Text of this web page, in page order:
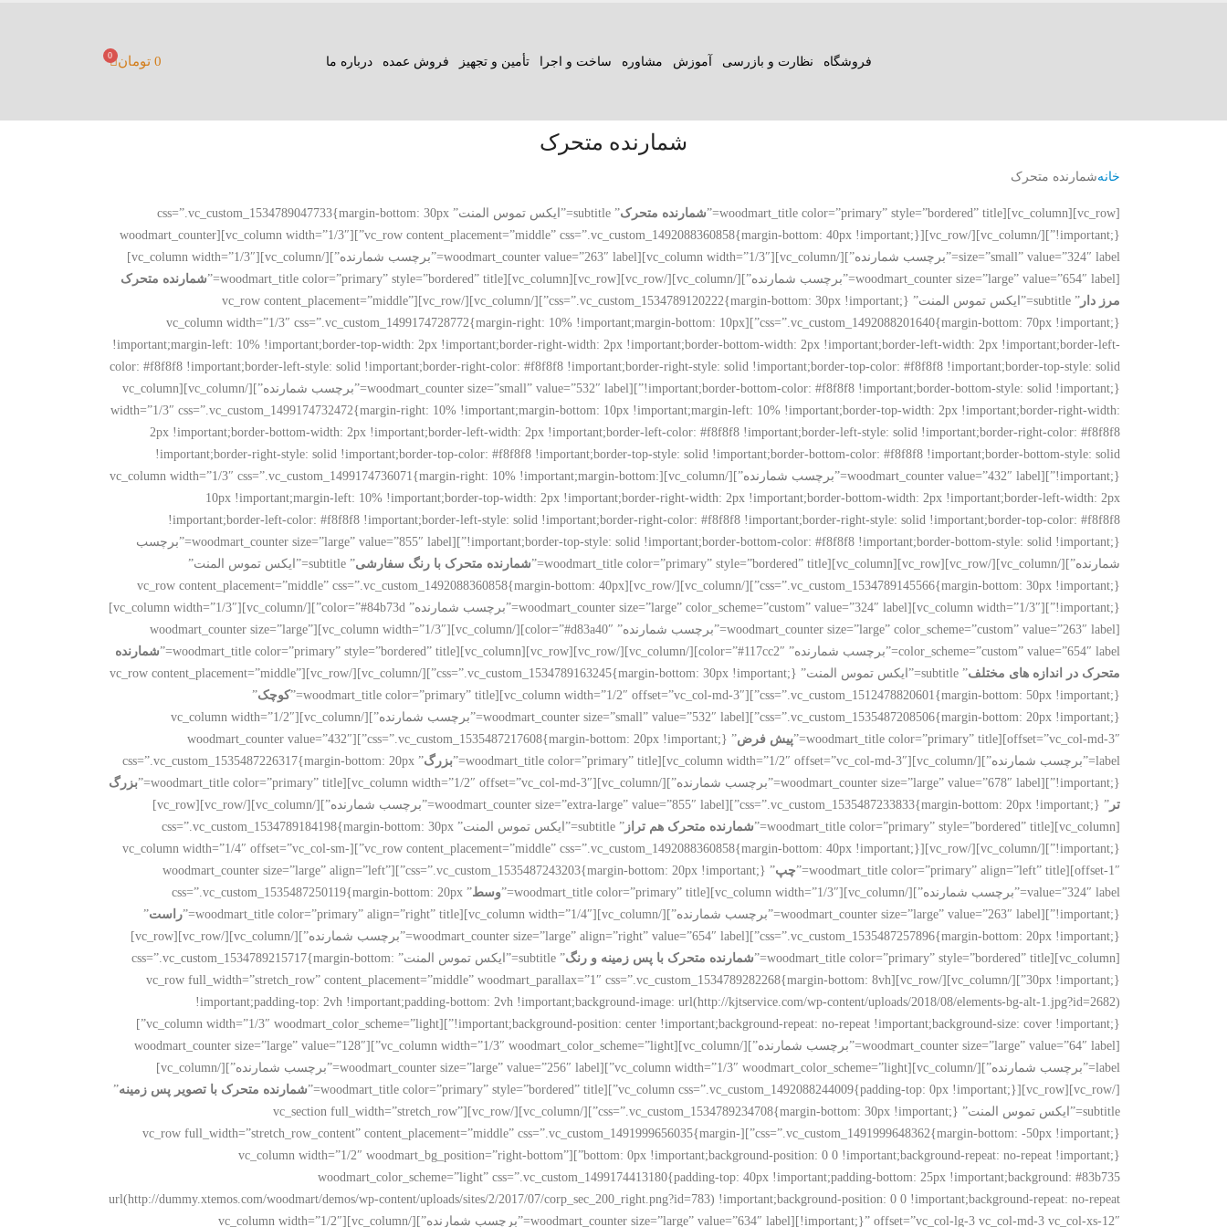
فروشگاه نظارت و بازرسی آموزش مشاوره ساخت و اجرا تأمین و تجهیز فروش عمده درباره ما 0 تومان 0
شمارنده متحرک
خانهشمارنده متحرک
[vc_row][vc_column][woodmart_title color=”primary” style=”bordered” title=” شمارنده متحرک
” subtitle=”ایکس تموس المنت” css=”.vc_custom_1534789047733{margin-bottom: 30px
!important;}”][/vc_column][/vc_row][vc_row content_placement=”middle” css=”.vc_custom_1492088360858{margin-bottom: 40px !important;}”][vc_column width=”1/3″][woodmart_counter
size=”small” value=”324″ label=”برچسب شمارنده”][/vc_column][vc_column width=”1/3″][woodmart_counter value=”263″ label=”برچسب شمارنده”][/vc_column][vc_column width=”1/3″]
[woodmart_counter size=”large” value=”654″ label=”برچسب شمارنده”][/vc_column][/vc_row][vc_row][vc_column][woodmart_title color=”primary” style=”bordered” title=”
شمارنده متحرک
مرز دار
” subtitle=”ایکس تموس المنت” css=”.vc_custom_1534789120222{margin-bottom: 30px !important;}”][/vc_column][/vc_row][vc_row content_placement=”middle”
css=”.vc_custom_1492088201640{margin-bottom: 70px !important;}”][vc_column width=”1/3″ css=”.vc_custom_1499174728772{margin-right: 10% !important;margin-bottom: 10px
!important;margin-left: 10% !important;border-top-width: 2px !important;border-right-width: 2px !important;border-bottom-width: 2px !important;border-left-width: 2px !important;border-left-
color: #f8f8f8 !important;border-left-style: solid !important;border-right-color: #f8f8f8 !important;border-right-style: solid !important;border-top-color: #f8f8f8 !important;border-top-style: solid
!important;border-bottom-color: #f8f8f8 !important;border-bottom-style: solid !important;}”][woodmart_counter size=”small” value=”532″ label=”برچسب شمارنده”][/vc_column][vc_column
width=”1/3″ css=”.vc_custom_1499174732472{margin-right: 10% !important;margin-bottom: 10px !important;margin-left: 10% !important;border-top-width: 2px !important;border-right-width:
2px !important;border-bottom-width: 2px !important;border-left-width: 2px !important;border-left-color: #f8f8f8 !important;border-left-style: solid !important;border-right-color: #f8f8f8
!important;border-right-style: solid !important;border-top-color: #f8f8f8 !important;border-top-style: solid !important;border-bottom-color: #f8f8f8 !important;border-bottom-style: solid
!important;}”][woodmart_counter value=”432″ label=”برچسب شمارنده”][/vc_column][vc_column width=”1/3″ css=”.vc_custom_1499174736071{margin-right: 10% !important;margin-bottom:
10px !important;margin-left: 10% !important;border-top-width: 2px !important;border-right-width: 2px !important;border-bottom-width: 2px !important;border-left-width: 2px
!important;border-left-color: #f8f8f8 !important;border-left-style: solid !important;border-right-color: #f8f8f8 !important;border-right-style: solid !important;border-top-color: #f8f8f8
!important;border-top-style: solid !important;border-bottom-color: #f8f8f8 !important;border-bottom-style: solid !important;}”][woodmart_counter size=”large” value=”855″ label=”برچسب
شمارنده”][/vc_column][/vc_row][vc_row][vc_column][woodmart_title color=”primary” style=”bordered” title=”
شمارنده متحرک با رنگ سفارشی
” subtitle=”ایکس تموس المنت”
css=”.vc_custom_1534789145566{margin-bottom: 30px !important;}”][/vc_column][/vc_row][vc_row content_placement=”middle” css=”.vc_custom_1492088360858{margin-bottom: 40px
!important;}”][vc_column width=”1/3″][woodmart_counter size=”large” color_scheme=”custom” value=”324″ label=”برچسب شمارنده” color=”#84b73d”][/vc_column][vc_column width=”1/3″]
[woodmart_counter size=”large” color_scheme=”custom” value=”263″ label=”برچسب شمارنده” color=”#d83a40″][/vc_column][vc_column width=”1/3″][woodmart_counter size=”large”
color_scheme=”custom” value=”654″ label=”برچسب شمارنده” color=”#117cc2″][/vc_column][/vc_row][vc_row][vc_column][woodmart_title color=”primary” style=”bordered” title=”
شمارنده
متحرک در اندازه های مختلف
” subtitle=”ایکس تموس المنت” css=”.vc_custom_1534789163245{margin-bottom: 30px !important;}”][/vc_column][/vc_row][vc_row content_placement=”middle”
css=”.vc_custom_1512478820601{margin-bottom: 50px !important;}”][vc_column width=”1/2″ offset=”vc_col-md-3″][woodmart_title color=”primary” title=”
کوچک”
css=”.vc_custom_1535487208506{margin-bottom: 20px !important;}”][woodmart_counter size=”small” value=”532″ label=”برچسب شمارنده”][/vc_column][vc_column width=”1/2″
offset=”vc_col-md-3″][woodmart_title color=”primary” title=”
پیش فرض
” css=”.vc_custom_1535487217608{margin-bottom: 20px !important;}”][woodmart_counter value=”432″
label=”برچسب شمارنده”][/vc_column][vc_column width=”1/2″ offset=”vc_col-md-3″][woodmart_title color=”primary” title=”
بزرگ
” css=”.vc_custom_1535487226317{margin-bottom: 20px
!important;}”][woodmart_counter size=”large” value=”678″ label=”برچسب شمارنده”][/vc_column][vc_column width=”1/2″ offset=”vc_col-md-3″][woodmart_title color=”primary” title=”
بزرگ
تر
” css=”.vc_custom_1535487233833{margin-bottom: 20px !important;}”][woodmart_counter size=”extra-large” value=”855″ label=”برچسب شمارنده”][/vc_column][/vc_row][vc_row]
[vc_column][woodmart_title color=”primary” style=”bordered” title=”
شمارنده متحرک هم تراز
” subtitle=”ایکس تموس المنت” css=”.vc_custom_1534789184198{margin-bottom: 30px
!important;}”][/vc_column][/vc_row][vc_row content_placement=”middle” css=”.vc_custom_1492088360858{margin-bottom: 40px !important;}”][vc_column width=”1/4″ offset=”vc_col-sm-
offset-1″][woodmart_title color=”primary” align=”left” title=”
چپ
” css=”.vc_custom_1535487243203{margin-bottom: 20px !important;}”][woodmart_counter size=”large” align=”left”
value=”324″ label=”برچسب شمارنده”][/vc_column][vc_column width=”1/3″][woodmart_title color=”primary” title=”
وسط
” css=”.vc_custom_1535487250119{margin-bottom: 20px
!important;}”][woodmart_counter size=”large” value=”263″ label=”برچسب شمارنده”][/vc_column][vc_column width=”1/4″][woodmart_title color=”primary” align=”right” title=”
راست”
css=”.vc_custom_1535487257896{margin-bottom: 20px !important;}”][woodmart_counter size=”large” align=”right” value=”654″ label=”برچسب شمارنده”][/vc_column][/vc_row][vc_row]
[vc_column][woodmart_title color=”primary” style=”bordered” title=”
شمارنده متحرک با پس زمینه و رنگ
” subtitle=”ایکس تموس المنت” css=”.vc_custom_1534789215717{margin-bottom:
30px !important;}”][/vc_column][/vc_row][vc_row full_width=”stretch_row” content_placement=”middle” woodmart_parallax=”1″ css=”.vc_custom_1534789282268{margin-bottom: 8vh
!important;padding-top: 2vh !important;padding-bottom: 2vh !important;background-image: url(http://kjtservice.com/wp-content/uploads/2018/08/elements-bg-alt-1.jpg?id=2682)
!important;background-position: center !important;background-repeat: no-repeat !important;background-size: cover !important;}”][vc_column width=”1/3″ woodmart_color_scheme=”light”]
[woodmart_counter size=”large” value=”64″ label=”برچسب شمارنده”][/vc_column][vc_column width=”1/3″ woodmart_color_scheme=”light”][woodmart_counter size=”large” value=”128″
label=”برچسب شمارنده”][/vc_column][vc_column width=”1/3″ woodmart_color_scheme=”light”][woodmart_counter size=”large” value=”256″ label=”برچسب شمارنده”][/vc_column]
[/vc_row][vc_row][vc_column css=”.vc_custom_1492088244009{padding-top: 0px !important;}”][woodmart_title color=”primary” style=”bordered” title=”
شمارنده متحرک با تصویر پس زمینه”
subtitle=”ایکس تموس المنت” css=”.vc_custom_1534789234708{margin-bottom: 30px !important;}”][/vc_column][/vc_row][vc_section full_width=”stretch_row”
css=”.vc_custom_1491999648362{margin-bottom: -50px !important;}”][vc_row full_width=”stretch_row_content” content_placement=”middle” css=”.vc_custom_1491999656035{margin-
bottom: 0px !important;background-position: 0 0 !important;background-repeat: no-repeat !important;}”][vc_column width=”1/2″ woodmart_bg_position=”right-bottom”
woodmart_color_scheme=”light” css=”.vc_custom_1499174413180{padding-top: 40px !important;padding-bottom: 25px !important;background: #83b735
url(http://dummy.xtemos.com/woodmart/demos/wp-content/uploads/sites/2/2017/07/corp_sec_200_right.png?id=783) !important;background-position: 0 0 !important;background-repeat: no-repeat
!important;}” offset=”vc_col-lg-3 vc_col-md-3 vc_col-xs-12″][woodmart_counter size=”large” value=”634″ label=”برچسب شمارنده”][/vc_column][vc_column width=”1/2″